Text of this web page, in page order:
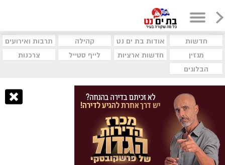
חדשות אודות בת ים נט קהילה
תרבות ואירועים
מגזין
חדשות ארציות לייף סטייל
צרכנות
הבלוגים